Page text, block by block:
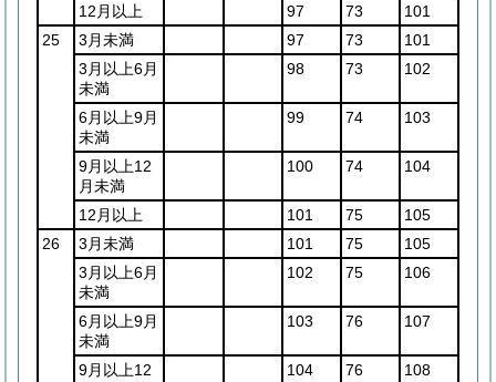
12月以上 97 73
101
25
3月未満 97 73
101
3月以上6月
未満
98 73 102
6月以上9月
未満
99 74 103
9月以上12
月未満
100 74 104
12月以上 101 75
105
26
3月未満 101 75
105
3月以上6月
未満
102 75 106
6月以上9月
未満
103 76 107
9月以上12
104 76 108